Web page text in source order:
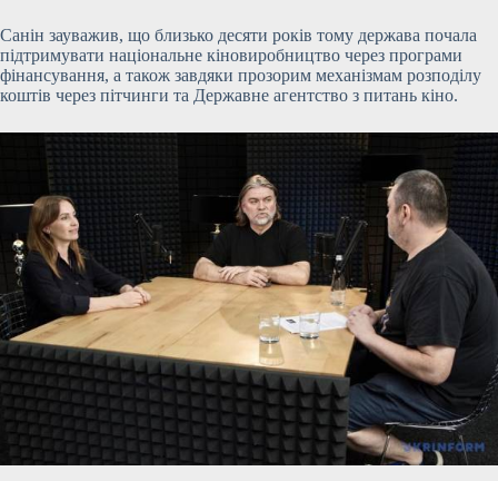
Санін зауважив, що близько десяти років тому держава почала
підтримувати національне кіновиробництво через програми
фінансування, а також завдяки прозорим механізмам розподілу
коштів через пітчинги та Державне агентство з питань кіно.